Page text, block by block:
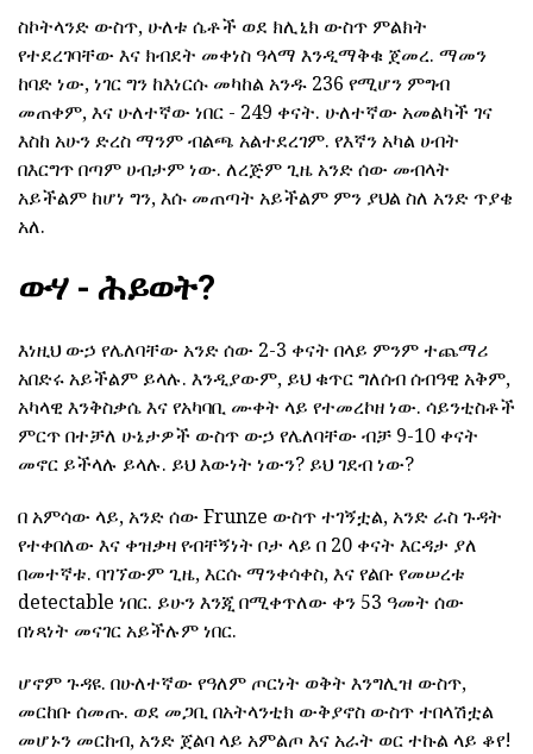
ስኮትላንድ ውስጥ, ሁለቱ ሴቶች ወደ ክሊኒክ ውስጥ ምልክት
የተደረገባቸው እና ክብደት መቀነስ ዓላማ እንዲማቅቁ ጀመረ. ማመን
ከባድ ነው, ነገር ግን ከእነርሱ መካከል አንዱ 236 የሚሆን ምግብ
መጠቀም, እና ሁለተኛው ነበር - 249 ቀናት. ሁለተኛው አመልካች ገና
እስከ አሁን ድረስ ማንም ብልጫ አልተደረገም. የእኛን አካል ሀብት
በእርግጥ በጣም ሀብታም ነው. ለረጅም ጊዜ አንድ ሰው መብላት
አይችልም ከሆነ ግን, እሱ መጠጣት አይችልም ምን ያህል ስለ አንድ ጥያቄ
አለ.
ውሃ - ሕይወት?
እነዚህ ውኃ የሌለባቸው አንድ ሰው 2-3 ቀናት በላይ ምንም ተጨማሪ
አበድሩ አይችልም ይላሉ. እንዲያውም, ይህ ቁጥር ግለሰብ ሰብዓዊ አቅም,
አካላዊ እንቅስቃሴ እና የአካባቢ ሙቀት ላይ የተመረኮዘ ነው. ሳይንቲስቶች
ምርጥ በተቻለ ሁኔታዎች ውስጥ ውኃ የሌለባቸው ብቻ 9-10 ቀናት
መኖር ይችላሉ ይላሉ. ይህ እውነት ነውን? ይህ ገደብ ነው?
በ አምሳው ላይ, አንድ ሰው Frunze ውስጥ ተገኝቷል, አንድ ራስ ጉዳት
የተቀበለው እና ቀዝቃዛ የብቸኝነት ቦታ ላይ በ 20 ቀናት እርዳታ ያለ
በመተኛቱ. ባገኘውም ጊዜ, እርሱ ማንቀሳቀስ, እና የልቡ የመሠረቱ
detectable ነበር. ይሁን እንጂ በሚቀጥለው ቀን 53 ዓመት ሰው
በነጻነት መናገር አይችሉም ነበር.
ሆኖም ጉዳዩ. በሁለተኛው የዓለም ጦርነት ወቅት እንግሊዝ ውስጥ,
መርከቡ ሰመጡ. ወደ መጋቢ በአትላንቲክ ውቅያኖስ ውስጥ ተበላሽቷል
መሆኑን መርከብ, አንድ ጀልባ ላይ አምልጦ እና አራት ወር ተኩል ላይ ቆየ!